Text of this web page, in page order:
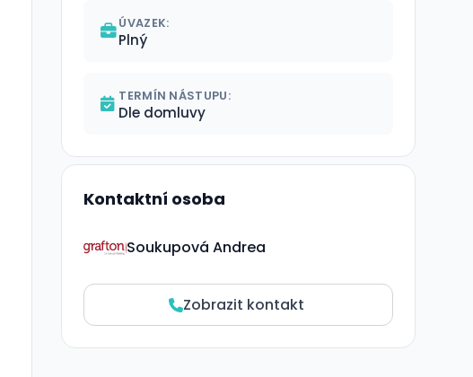
ÚVAZEK:
Plný
TERMÍN NÁSTUPU:
Dle domluvy
Kontaktní osoba
Soukupová Andrea
Zobrazit kontakt